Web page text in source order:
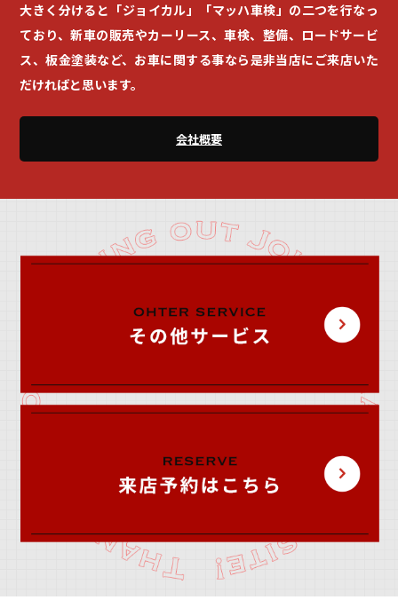
大きく分けると「ジョイカル」「マッハ車検」の二つを行なっ
ており、新車の販売やカーリース、車検、整備、ロードサービ
ス、板金塗装など、お車に関する事なら是非当店にご来店いた
だければと思います。
会社概要